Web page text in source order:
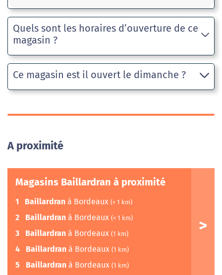
Quels sont les horaires d’ouverture de ce
magasin ?
Ce magasin est il ouvert le dimanche ?
A proximité
Magasins Baillardran à proximité
1 Baillardran à Bordeaux (< 1 km)
2 Baillardran à Bordeaux (< 1 km)
3 Baillardran à Bordeaux (1 km)
4 Baillardran à Bordeaux (1 km)
5 Baillardran à Bordeaux (1 km)